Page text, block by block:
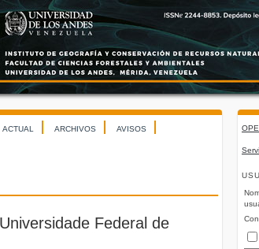
ACTUAL ARCHIVOS AVISOS
Federal de